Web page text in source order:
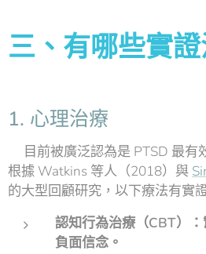
三、有哪些實
1. 心理治療
目前被廣泛認為是 PTSD 最有
根據 Watkins 等人（2018）與
的大型回顧研究，以下療法有實
認知行為治療（CBT）
負面信念。